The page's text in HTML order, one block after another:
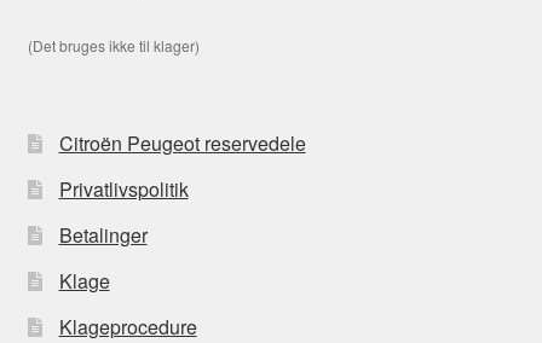
(Det bruges ikke til klager)
Citroën Peugeot reservedele
Privatlivspolitik
Betalinger
Klage
Klageprocedure